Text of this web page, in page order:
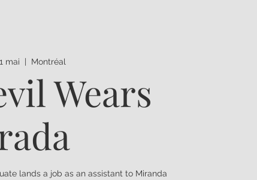
mai Montréal
Wears
lands a job as an assistant to Miranda